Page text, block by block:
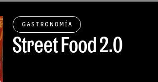
GASTRONOMÍA
Street Food 2.0